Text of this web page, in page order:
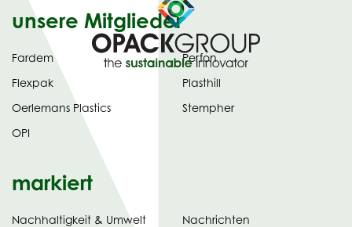
unsere Mitglieder
Fardem
Flexpak
Oerlemans Plastics
OPI
Perfon
Plasthill
Stempher
markiert
Nachhaltigkeit & Umwelt
Nachrichten